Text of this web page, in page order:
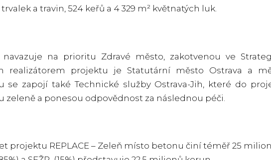
a travin, 524 keřů a 4 329 m² květnatých luk.
navazuje na prioritu Zdravé město, zakotvenou ve
realizátorem projektu je Statutární město Ostrava a
se zapojí také Technické služby Ostrava-Jih, které do
zeleně a ponesou odpovědnost za následnou péči.
projektu REPLACE – Zeleň místo betonu činí téměř 25